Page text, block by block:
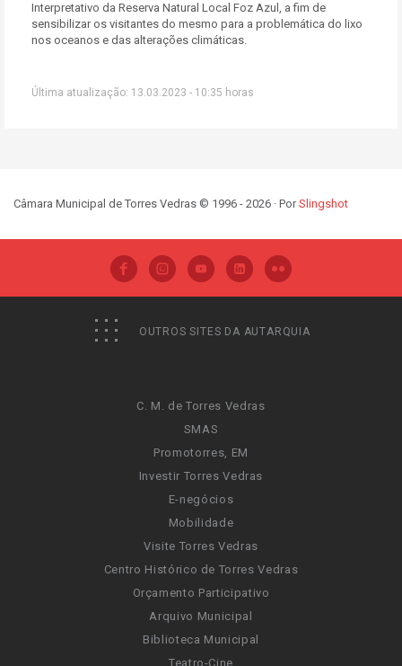
Interpretativo da Reserva Natural Local Foz Azul, a fim de
sensibilizar os visitantes do mesmo para a problemática do lixo
nos oceanos e das alterações climáticas.
Última atualização: 13.03.2023 - 10:35 horas
Câmara Municipal de Torres Vedras © 1996 - 2026 · PorSlingshot
OUTROS SITES DA AUTARQUIA
C. M. de Torres Vedras
SMAS
Promotorres, EM
Investir Torres Vedras
E-negócios
Mobilidade
Visite Torres Vedras
Centro Histórico de Torres Vedras
Orçamento Participativo
Arquivo Municipal
Biblioteca Municipal
Teatro-Cine